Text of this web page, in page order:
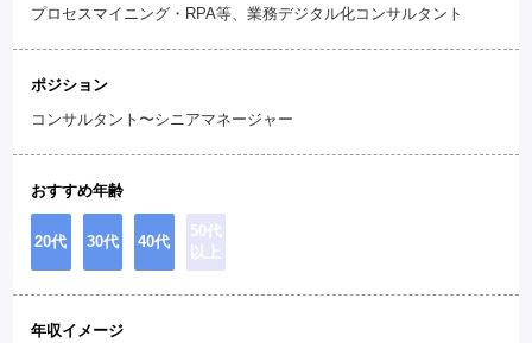
プロセスマイニング・RPA等、業務デジタル化コンサルタント
ポジション
コンサルタント〜シニアマネージャー
おすすめ年齢
20代 30代 40代
50代
以上
年収イメージ